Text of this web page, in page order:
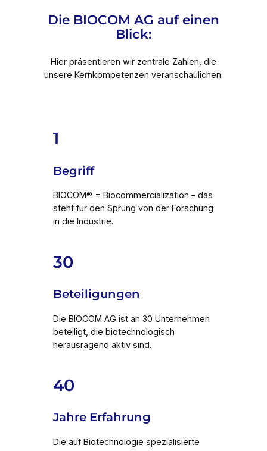
Die BIOCOM AG auf einen
Blick:
Hier präsentieren wir zentrale Zahlen, die
unsere Kernkompetenzen veranschaulichen.
1
Begriff
BIOCOM® = Biocommercialization – das
steht für den Sprung von der Forschung
in die Industrie.
30
Beteiligungen
Die BIOCOM AG ist an 30 Unternehmen
beteiligt, die biotechnologisch
herausragend aktiv sind.
40
Jahre Erfahrung
Die auf Biotechnologie spezialisierte